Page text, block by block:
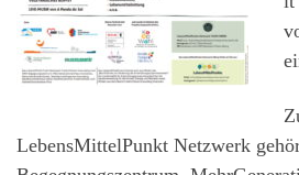
LebensMittelPunkt Netzwerk